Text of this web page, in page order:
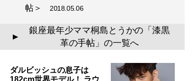
帖＞
2018.05.06
▲
銀座最年少ママ桐島とうかの「漆黒
革の手帖」の一覧へ
ダルビッシュの息子は
182cm世界モデル！ ラウ